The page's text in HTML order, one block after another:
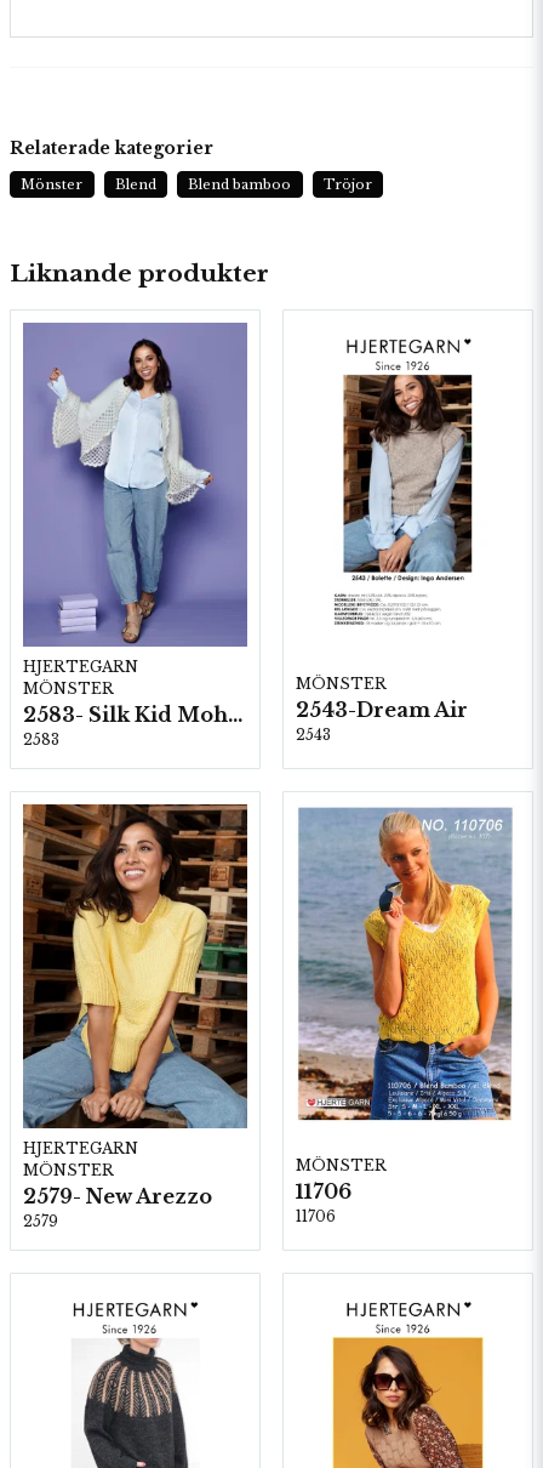
Liknande produkter
HJERTEGARN
MÖNSTER
2583- Silk Kid Mohair
2583
MÖNSTER
2543-Dream Air
2543
HJERTEGARN
MÖNSTER
2579- New Arezzo
2579
MÖNSTER
11706
11706
Relaterade kategorier
Mönster Blend Blend bamboo Tröjor